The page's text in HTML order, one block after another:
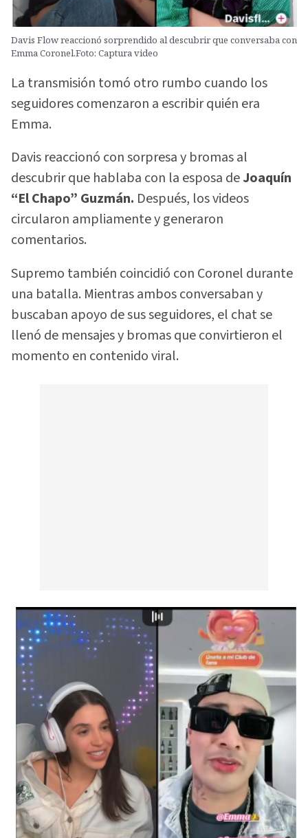
Davis Flow reaccionó sorprendido al descubrir que conversaba con
Emma Coronel.Foto: Captura video
La transmisión tomó otro rumbo cuando los
seguidores comenzaron a escribir quién era
Emma.
Davis reaccionó con sorpresa y bromas al
descubrir que hablaba con la esposa deJoaquín
“El Chapo” Guzmán. Después, los videos
circularon ampliamente y generaron
comentarios.
Supremo también coincidió con Coronel durante
una batalla. Mientras ambos conversaban y
buscaban apoyo de sus seguidores, el chat se
llenó de mensajes y bromas que convirtieron el
momento en contenido viral.